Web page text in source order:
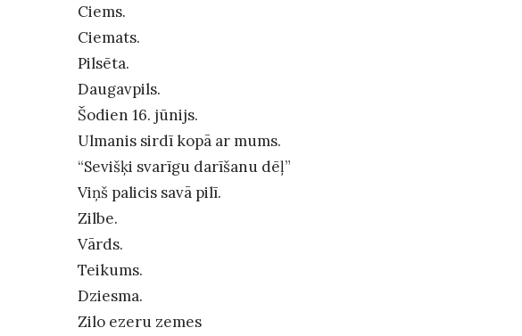
Ciems.
Ciemats.
Pilsēta.
Daugavpils.
Šodien 16. jūnijs.
Ulmanis sirdī kopā ar mums.
“Sevišķi svarīgu darīšanu dēļ”
Viņš palicis savā pilī.
Zilbe.
Vārds.
Teikums.
Dziesma.
Zilo ezeru zemes